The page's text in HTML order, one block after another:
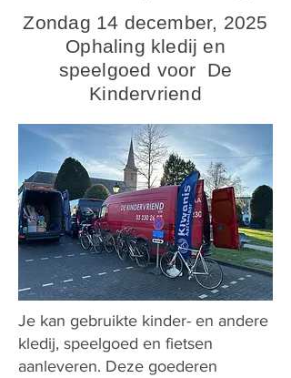
Zondag 14 december, 2025
Ophaling kledij en
speelgoed voor De
Kindervriend
Je kan gebruikte kinder- en andere
kledij, speelgoed en fietsen
aanleveren. Deze goederen